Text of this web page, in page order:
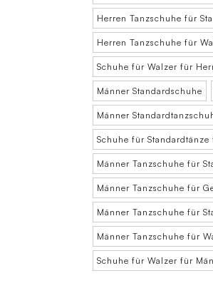
Herren Tanzschuhe für
Herren Tanzschuhe für
Schuhe für Walzer für
Männer Standardschuhe
Männer
Schuhe für
Männer Tanzschuhe für
Männer Tanzschuhe für
Männer Tanzschuhe für
Männer Tanzschuhe für
Schuhe für Walzer für